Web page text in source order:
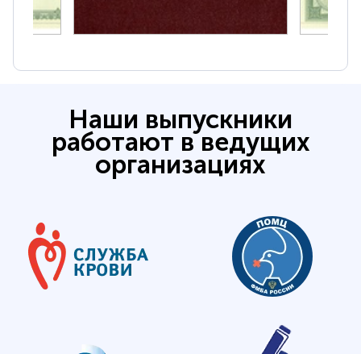
Наши выпускники
работают в ведущих
организациях